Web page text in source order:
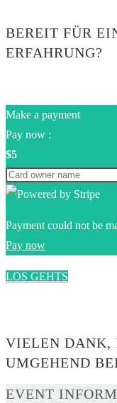
BEREIT FÜR
ERFAHRUNG?
Make a payment
Pay now :
$5
Payment could not be
Pay now
LOS GEHTS
VIELEN DANK,
UMGEHEND
EVENT